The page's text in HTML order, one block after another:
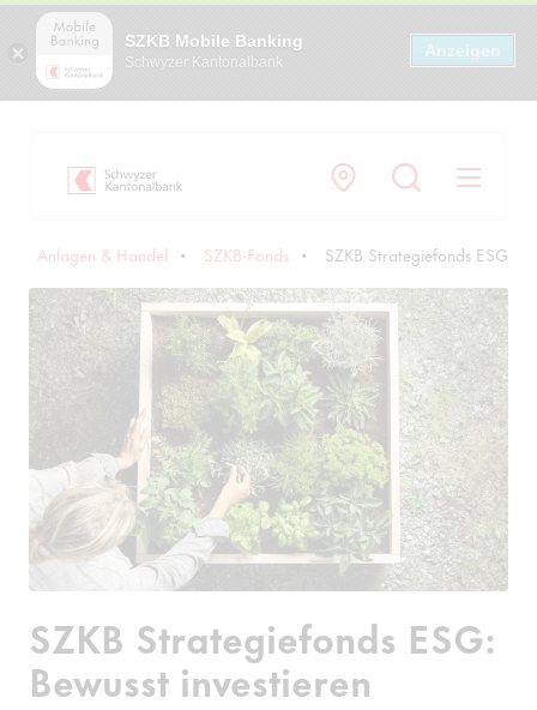
SZKB Mobile Banking
Schwyzer Kantonalbank
Anzeigen
Anlagen & Handel SZKB-Fonds SZKB Strategiefonds ESG
SZKB Strategiefonds ESG:
Bewusst investieren